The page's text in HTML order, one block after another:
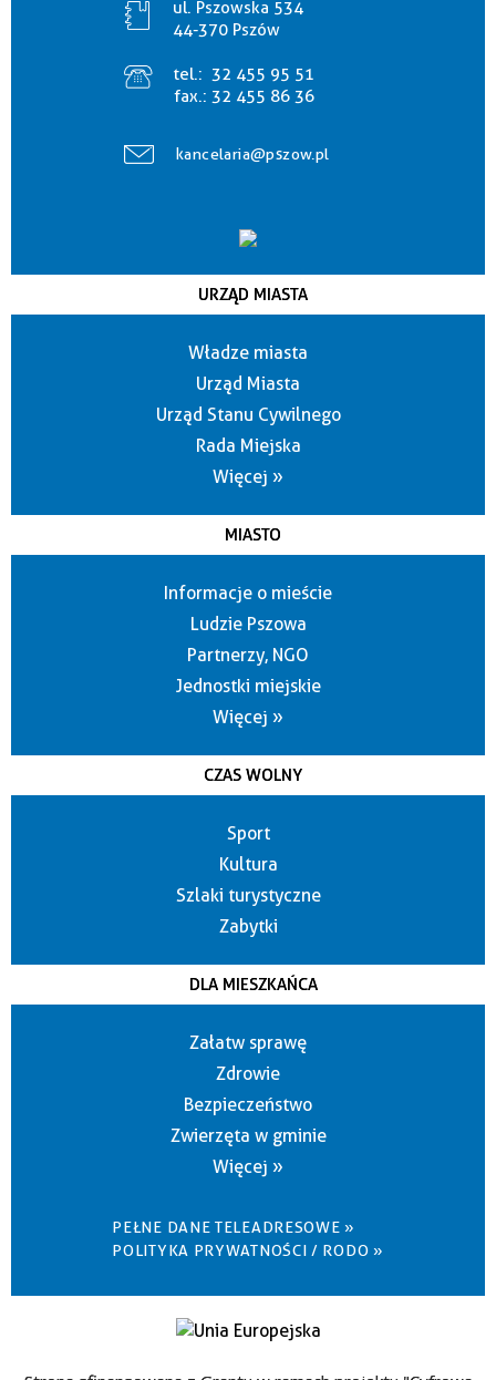
ul. Pszowska 534
44-370 Pszów
tel.: 32 455 95 51
fax.: 32 455 86 36
kancelaria@pszow.pl
URZĄD MIASTA
Władze miasta
Urząd Miasta
Urząd Stanu Cywilnego
Rada Miejska
Więcej »
MIASTO
Informacje o mieście
Ludzie Pszowa
Partnerzy, NGO
Jednostki miejskie
Więcej »
CZAS WOLNY
Sport
Kultura
Szlaki turystyczne
Zabytki
DLA MIESZKAŃCA
Załatw sprawę
Zdrowie
Bezpieczeństwo
Zwierzęta w gminie
Więcej »
PEŁNE DANE TELEADRESOWE »
POLITYKA PRYWATNOŚCI / RODO »